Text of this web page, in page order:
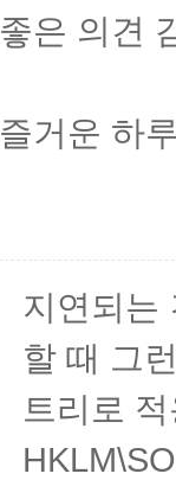
좋은 의견
즐거운 하
지연되는
할 때 그
트리로